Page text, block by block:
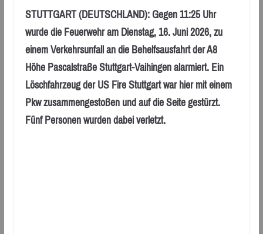
STUTTGART (DEUTSCHLAND): Gegen 11:25 Uhr
wurde die Feuerwehr am Dienstag, 16. Juni 2026, zu
einem Verkehrsunfall an die Behelfsausfahrt der A8
Höhe Pascalstraße Stuttgart-Vaihingen alarmiert. Ein
Löschfahrzeug der US Fire Stuttgart war hier mit einem
Pkw zusammengestoßen und auf die Seite gestürzt.
Fünf Personen wurden dabei verletzt.